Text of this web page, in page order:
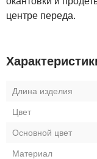
центре переда.
Длина изделия
Цвет
Основной цвет
Материал